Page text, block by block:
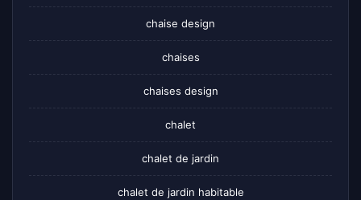
chaise design
chaises
chaises design
chalet
chalet de jardin
chalet de jardin habitable